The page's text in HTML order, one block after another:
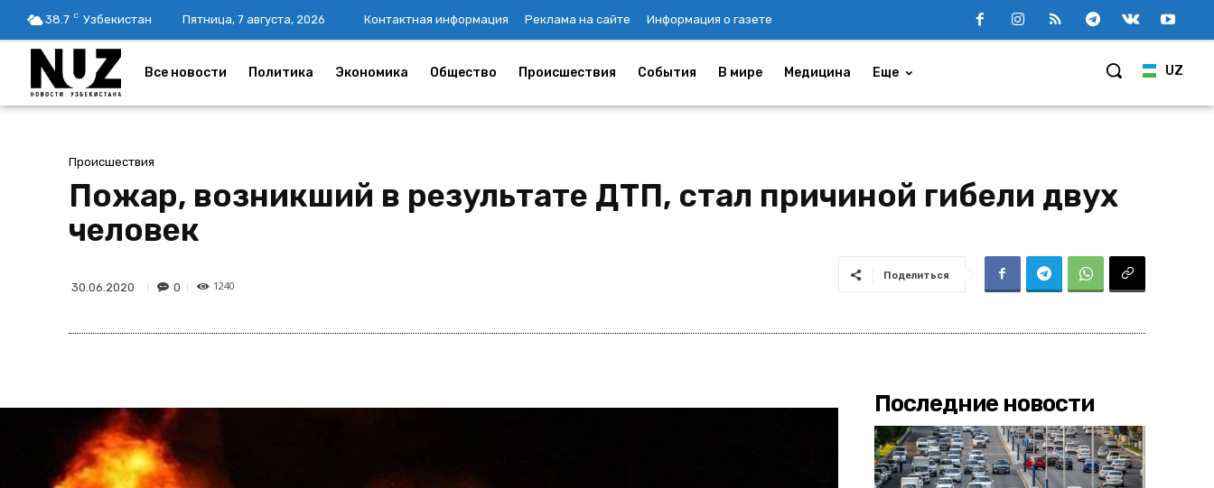
38.7 C Узбекистан Пятница, 7 августа, 2026 Контактная информация Реклама на сайте Информация о газете
UZ
Все новости Политика Экономика Общество Происшествия События В мире Медицина Еще
Происшествия
Пожар, возникший в результате ДТП, стал причиной гибели двух
человек
30.06.2020 0 1240
Поделиться
Последние новости